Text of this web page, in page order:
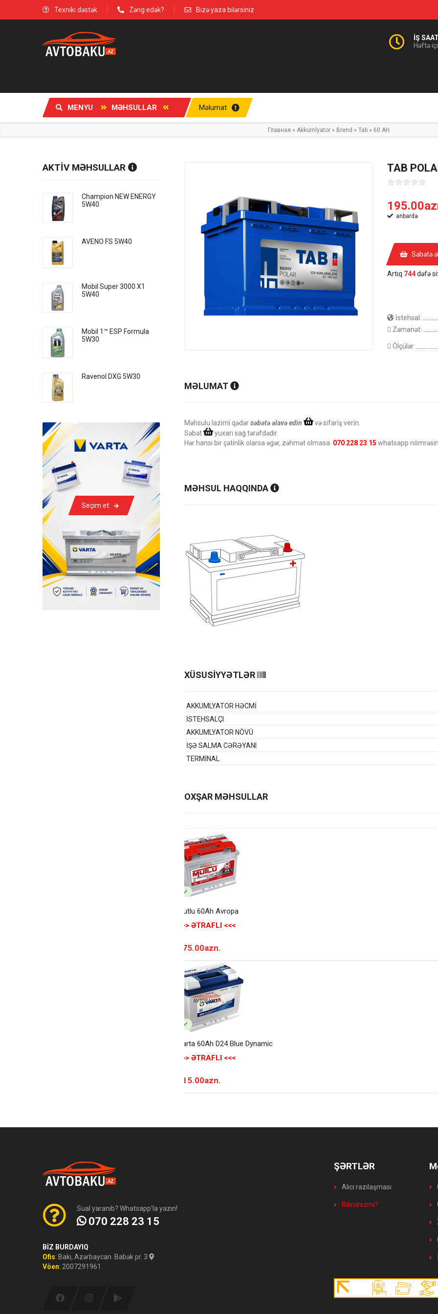
Texniki dəstək Zəng edək? Bizə yaza bilərsiniz
İŞ
Həftə
MENYU MƏHSULLAR Məlumat
Главная » Akkumlyator» Brend » Tab» 60 AH
TAB
anbarda
Səbətə
Artıq 744dəfə
İstehsal:
Zəmanət:
Ölçülər:
MƏLUMAT
Məhsulu lazimi qədərsəbətə əlavə edin
və sifariş verin.
Səbət
yuxarı sağ tərəfdədir.
Hər hansı bir çətinlik olarsa əgər, zəhmət olmasa 070 228 23 15 whatsapp
MƏHSUL HAQQINDA
XÜSUSİYYƏTLƏR
AKKUMLYATOR HƏCMİ
İSTEHSALÇI
AKKUMLYATOR NÖVÜ
İŞƏ SALMA CƏRƏYANI
TERMİNAL
OXŞAR MƏHSULLAR
Mutlu 60Ah Avropa
>>> ƏTRAFLI <<<
175.00azn.
Varta 60Ah D24 Blue Dynamic
>>> ƏTRAFLI <<<
215.00azn.
AKTİV MƏHSULLAR
Champion NEW ENERGY
5W40
AVENO FS 5W40
Mobil Super 3000 X1
5W40
Mobil 1™ ESP Formula
5W30
Ravenol DXG 5W30
Seçim et
Sual yaranıb? Whatsapp'la yazın!
070 228 23 15
BİZ BURDAYIQ
Ofis: Bakı, Azərbaycan. Babək pr. 3
Vöen: 2007291961
ŞƏRTLƏR
Alıcı razılaşması
Bilirsinizmi?